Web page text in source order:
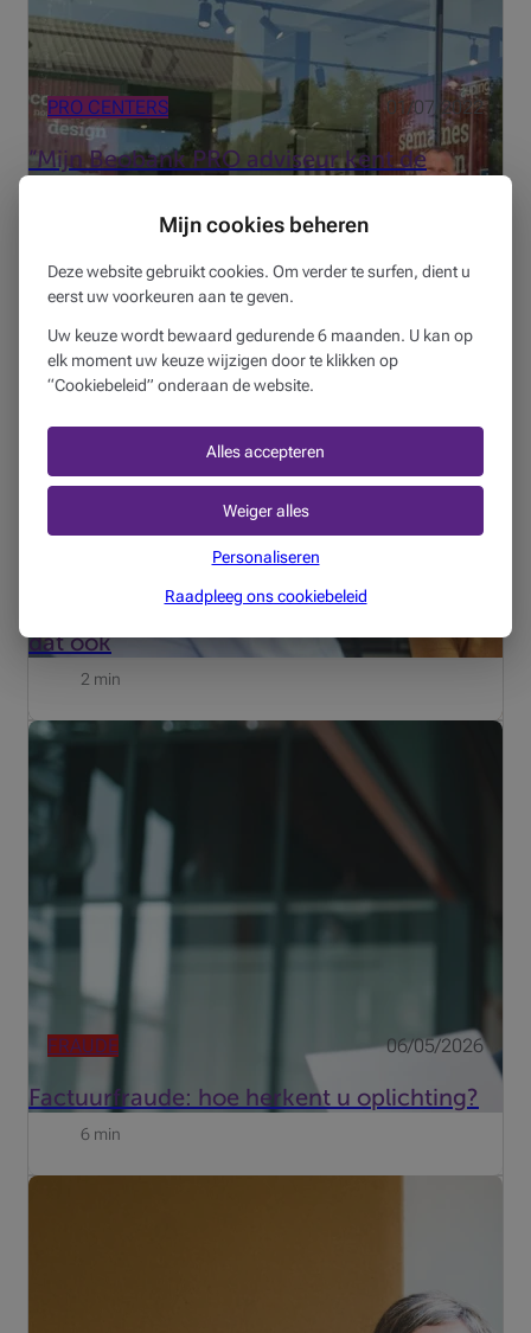
PRO CENTERS 01/07/2022
“Mijn Beobank PRO adviseur kent de
MIJN DAGELIJKSE LEVEN
Uw leven is uniek, uw financiële vragen zijn
dat ook
Uw Beobank-adviseur staat voor u klaar om al uw vragen
te beantwoorden en samen met u uw toekomstplannen
voor te bereiden.
2 min
FRAUDE 06/05/2026
Factuurfraude: hoe herkent u oplichting?
Factuurfraude komt steeds vaker voor in België. Ontdek
onze praktische tips om oplichtingspogingen te
herkennen en te vermijden
6 min
“Elke medewerker wordt aangespoord om de eigen
Mijn cookies beheren
Deze website gebruikt cookies. Om verder te surfen, dient u
eerst uw voorkeuren aan te geven.
Uw keuze wordt bewaard gedurende 6 maanden. U kan op
elk moment uw keuze wijzigen door te klikken op
“Cookiebeleid” onderaan de website.
Alles accepteren
Weiger alles
Personaliseren
Raadpleeg ons cookiebeleid